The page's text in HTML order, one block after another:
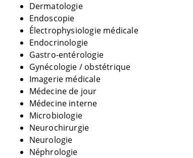
Dermatologie
Endoscopie
Électrophysiologie médicale
Endocrinologie
Gastro-entérologie
Gynécologie / obstétrique
Imagerie médicale
Médecine de jour
Médecine interne
Microbiologie
Neurochirurgie
Neurologie
Néphrologie